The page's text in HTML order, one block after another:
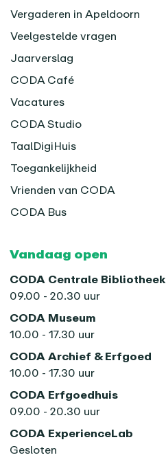
Vergaderen in Apeldoorn
Veelgestelde vragen
Jaarverslag
CODA Café
Vacatures
CODA Studio
TaalDigiHuis
Toegankelijkheid
Vrienden van CODA
CODA Bus
Vandaag open
CODA Centrale Bibliotheek
09.00 - 20.30 uur
CODA Museum
10.00 - 17.30 uur
CODA Archief & Erfgoed
10.00 - 17.30 uur
CODA Erfgoedhuis
09.00 - 20.30 uur
CODA ExperienceLab
Gesloten